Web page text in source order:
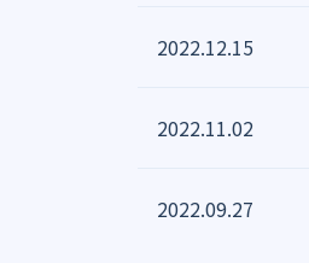
2022.12.15
2022.11.02
2022.09.27